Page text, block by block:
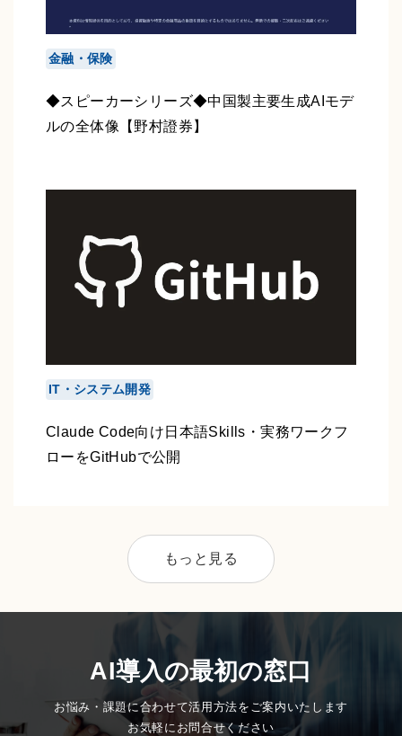
金融・保険
◆スピーカーシリーズ◆中国製主要生成AIモデ
ルの全体像【野村證券】
IT・システム開発
Claude Code向け日本語Skills・実務ワークフ
ローをGitHubで公開
もっと見る
AI導入の最初の窓口
お悩み・課題に合わせて活用方法をご案内いたします
お気軽にお問合せください